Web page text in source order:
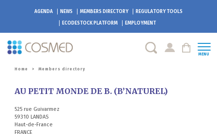
AGENDA NEWS MEMBERS DIRECTORY
REGULATORY TOOLS
ECODESTOCK PLATFORM EMPLOYMENT
MENU
Home > Members directory
AU PETIT MONDE DE B. (B’NATUREL)
525 rue Guivarmez
59310 LANDAS
Haut-de-France
FRANCE